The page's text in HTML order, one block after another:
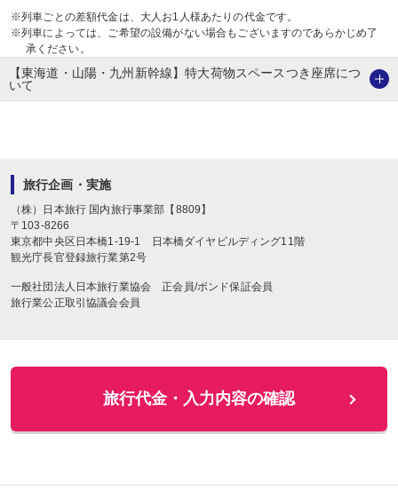
※列車ごとの差額代金は、大人お1人様あたりの代金です。
※列車によっては、ご希望の設備がない場合もございますのであらかじめ了
承ください。
【東海道・山陽・九州新幹線】特大荷物スペースつき座席につ
いて
旅行企画・実施
（株）日本旅行 国内旅行事業部【8809】
〒 103-8266
東京都中央区日本橋1-19-1
日本橋ダイヤビルディング11階
観光庁長官登録旅行業第2号
一般社団法人日本旅行業協会 正会員/ボンド保証会員
旅行業公正取引協議会会員